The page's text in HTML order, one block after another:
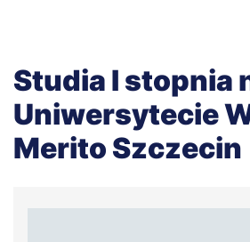
Studia I stopnia
Uniwersytecie
Merito Szczecin